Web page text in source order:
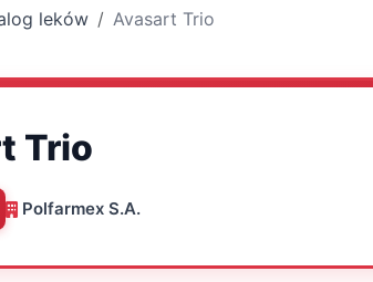
leków Avasart Trio
Trio
Polfarmex S.A.